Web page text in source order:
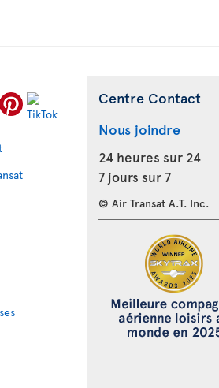
Centre Contact
Nous joindre
24 heures sur 24
7 jours sur 7
© Air Transat A.T. Inc.